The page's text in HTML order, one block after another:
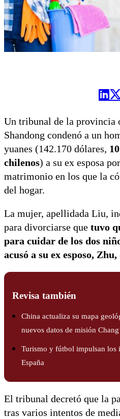
Un tribunal de la provincia
Shandong condenó a un
yuanes (142.170 dólares,
chilenos) a su ex esposa
matrimonio en los que la
del hogar.
La mujer, apellidada Liu,
para divorciarse que tuvo
para cuidar de los dos
acusó a su ex esposo,
Revisa también
China actualiza su mapa
nuevos datos de misión
Turismo y fútbol impulsan los
España
El tribunal decretó que la
tras varios intentos de